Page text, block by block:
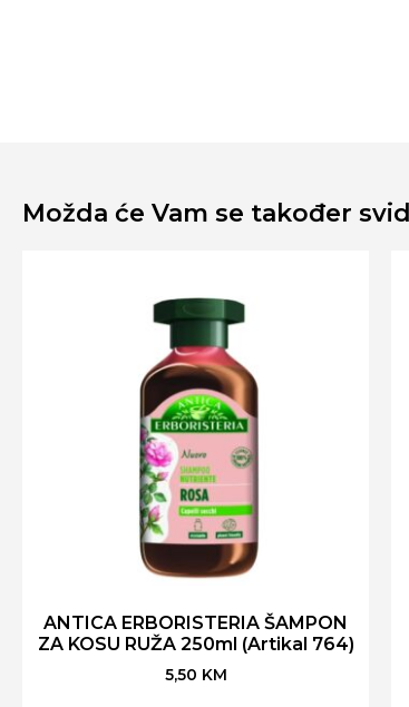
Možda će Vam se također
ANTICA ERBORISTERIA ŠAMPON
ZA KOSU RUŽA 250ml (Artikal 764)
5,50 KM